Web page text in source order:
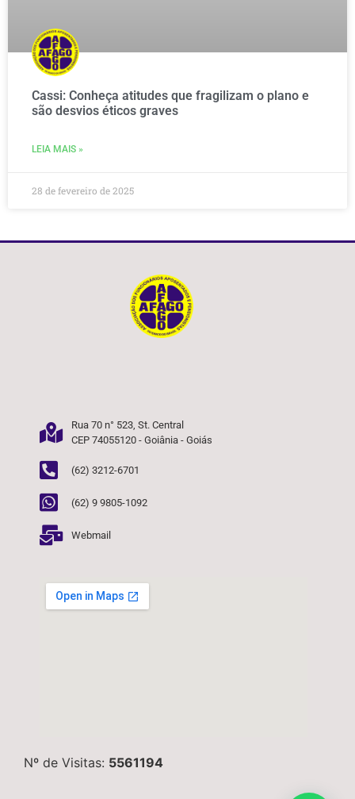
Cassi: Conheça atitudes que fragilizam o plano e
são desvios éticos graves
LEIA MAIS »
28 de fevereiro de 2025
Rua 70 n° 523, St. Central
CEP 74055120 - Goiânia - Goiás
(62) 3212-6701
(62) 9 9805-1092
Webmail
Nº de Visitas: 5561194